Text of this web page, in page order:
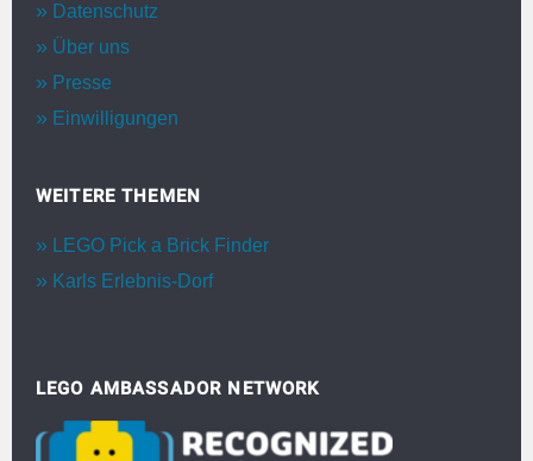
Datenschutz
Über uns
Presse
Einwilligungen
WEITERE THEMEN
LEGO Pick a Brick Finder
Karls Erlebnis-Dorf
LEGO AMBASSADOR NETWORK